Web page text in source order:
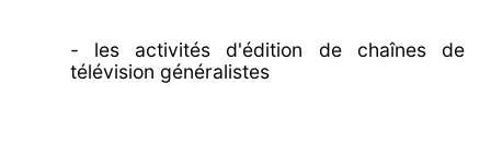
- les activités d'édition de chaînes de
télévision généralistes